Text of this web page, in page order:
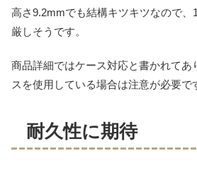
高さ9.2mmでも結構キツキツなので、
厳しそうです。
商品詳細ではケース対応と書かれてあ
スを使用している場合は注意が必要で
耐久性に期待